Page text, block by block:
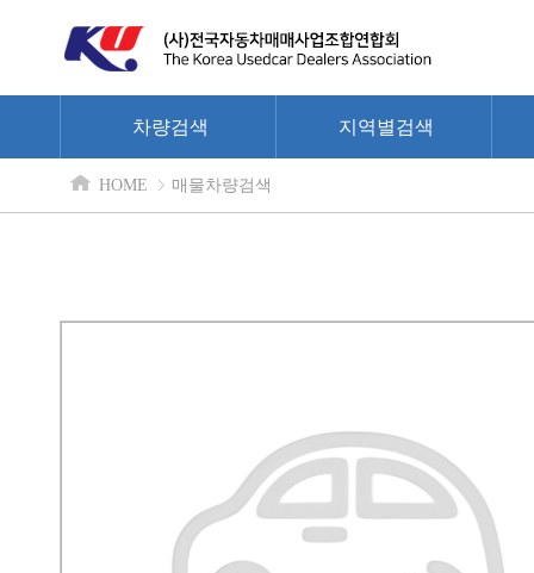
차량검색 지역별검색
HOME 매물차량검색